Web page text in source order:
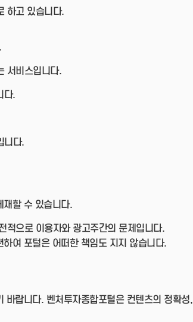
하고 있습니다.
서비스입니다.
다.
니다.
재할 수 있습니다.
적으로 이용자와 광고주간의 문제입니다.
여 포털은 어떠한 책임도 지지 않습니다.
랍니다. 벤처투자종합포털은 컨텐츠의 정확성,